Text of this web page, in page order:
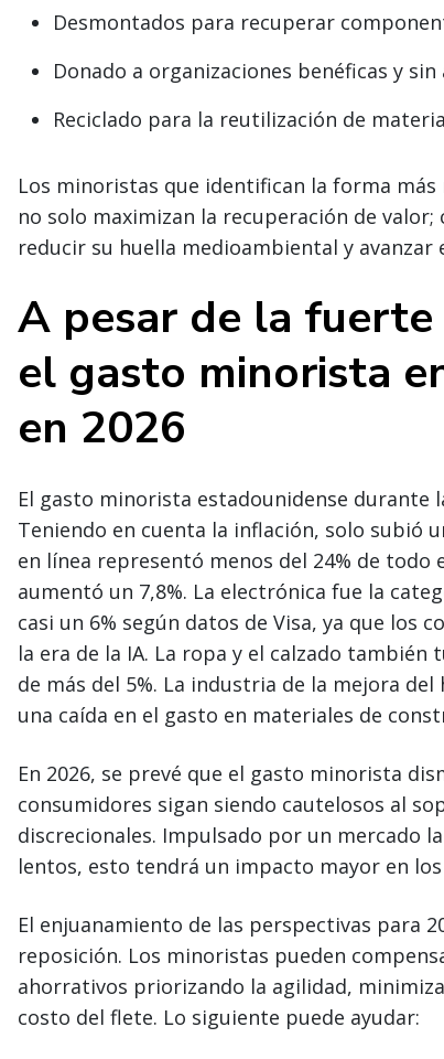
Desmontados para recuperar
Donado a organizaciones benéficas y
Reciclado para la reutilización de
Los minoristas que identifican la forma
no solo maximizan la recuperación de
reducir su huella medioambiental y
A pesar de la
el gasto minorista
en 2026
El gasto minorista estadounidense durante
Teniendo en cuenta la inflación, solo subió
en línea representó menos del 24% de
aumentó un 7,8%. La electrónica fue la
casi un 6% según datos de Visa, ya que los
la era de la IA. La ropa y el calzado
de más del 5%. La industria de la mejora
una caída en el gasto en materiales de
En 2026, se prevé que el gasto minorista
consumidores sigan siendo cautelosos al
discrecionales. Impulsado por un mercado
lentos, esto tendrá un impacto mayor en
El enjuanamiento de las perspectivas para
reposición. Los minoristas pueden
ahorrativos priorizando la agilidad,
costo del flete. Lo siguiente puede ayudar: